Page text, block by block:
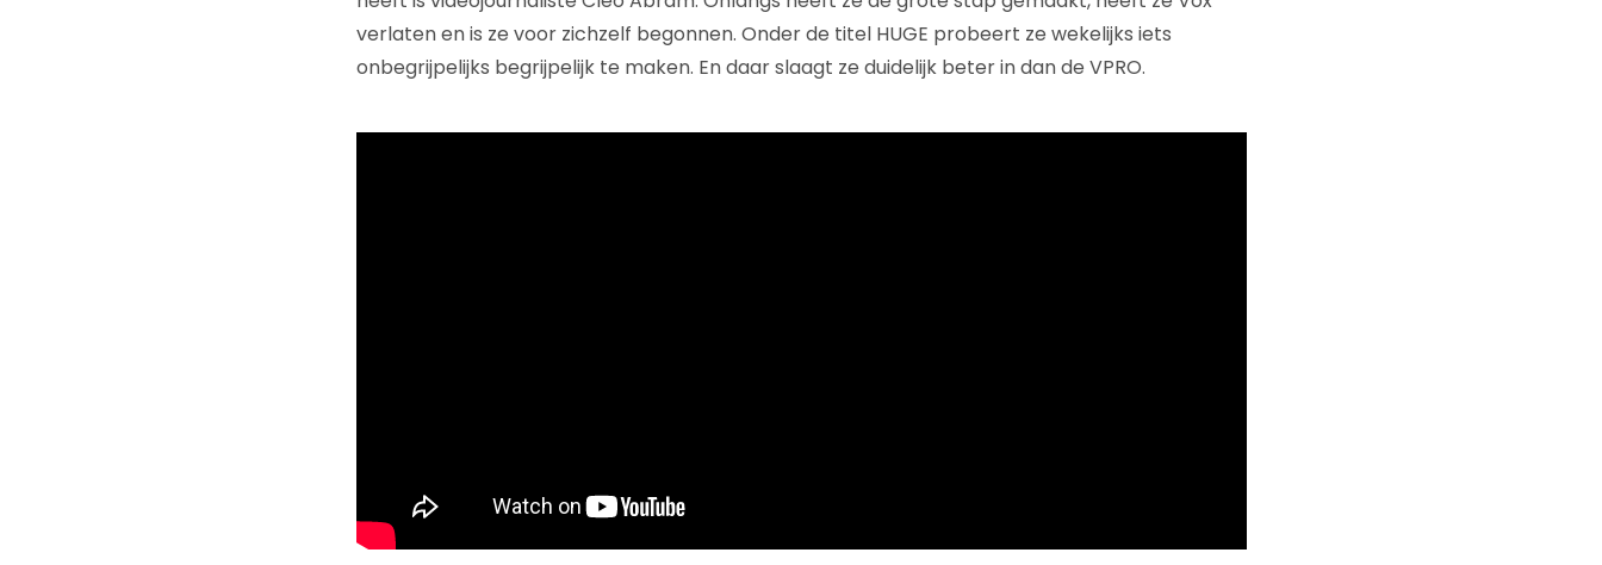
verlaten en is ze voor zichzelf begonnen. Onder de titel HUGE probeert ze wekelijks iets
onbegrijpelijks begrijpelijk te maken. En daar slaagt ze duidelijk beter in dan de VPRO.